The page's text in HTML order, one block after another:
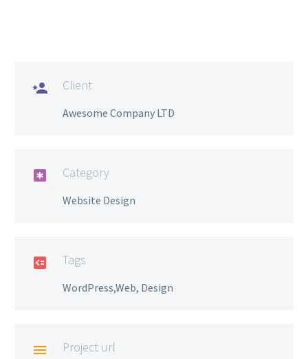
 Client
Awesome Company LTD
 Category
Website Design
 Tags
WordPress,Web, Design
 Project url